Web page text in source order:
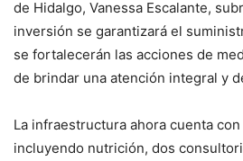
de Hidalgo, Vanessa Escalante,
inversión se garantizará el
se fortalecerán las acciones de
de brindar una atención integral y
La infraestructura ahora cuenta
incluyendo nutrición, dos